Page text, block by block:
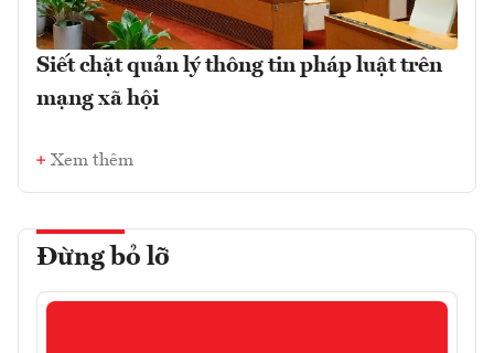
Siết chặt quản lý thông tin pháp luật trên
mạng xã hội
Xem thêm
Đừng bỏ lỡ